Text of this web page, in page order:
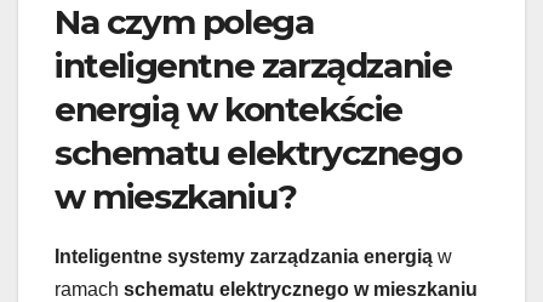
Na czym polega
inteligentne zarządzanie
energią w kontekście
schematu elektrycznego
w mieszkaniu?
Inteligentne systemy zarządzania energią w
ramach schematu elektrycznego w mieszkaniu